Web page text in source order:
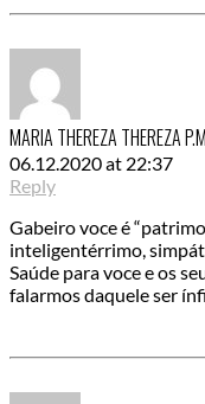
MARIA THEREZA THEREZA
06.12.2020 at 22:37
Reply
Gabeiro voce é
inteligentérrimo,
Saúde para voce e os
falarmos daquele ser